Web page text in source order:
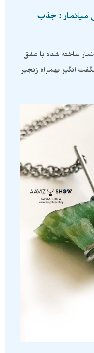
: جذب
ساخته شده با عشق
انگیز بهمراه زنجیر